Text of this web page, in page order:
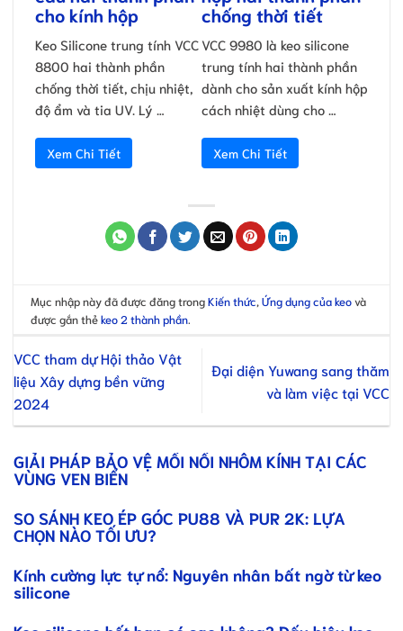
cho kính hộp
Keo Silicone trung tính VCC
8800 hai thành phần
chống thời tiết, chịu nhiệt,
độ ẩm và tia UV. Lý …
Xem Chi Tiết
chống thời tiết
VCC 9980 là keo silicone
trung tính hai thành phần
dành cho sản xuất kính hộp
cách nhiệt dùng cho …
Xem Chi Tiết
Mục nhập này đã được đăng trongKiến thức ,Ứng dụng của keovà
được gắn thẻkeo 2 thành phần
VCC tham dự Hội thảo Vật
liệu Xây dựng bền vững
2024
Đại diện Yuwang sang thăm
và làm việc tại VCC
GIẢI PHÁP BẢO VỆ MỐI NỐI NHÔM KÍNH TẠI CÁC
VÙNG VEN BIỂN
SO SÁNH KEO ÉP GÓC PU88 VÀ PUR 2K: LỰA
CHỌN NÀO TỐI ƯU?
Kính cường lực tự nổ: Nguyên nhân bất ngờ từ keo
silicone